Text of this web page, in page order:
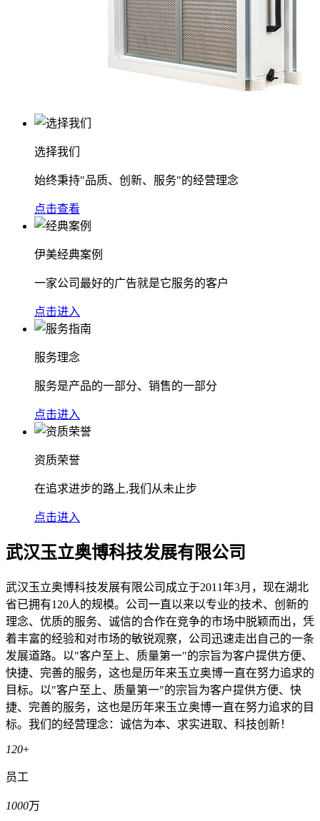
选择我们
始终秉持"品质、创新、服务"的经营理念
点击查看
伊美经典案例
一家公司最好的广告就是它服务的客户
点击进入
服务理念
服务是产品的一部分、销售的一部分
点击进入
资质荣誉
在追求进步的路上,我们从未止步
点击进入
武汉玉立奥博科技发展有限公司
武汉玉立奥博科技发展有限公司成立于2011年3月，现在湖北
省已拥有120人的规模。公司一直以来以专业的技术、创新的
理念、优质的服务、诚信的合作在竞争的市场中脱颖而出，凭
着丰富的经验和对市场的敏锐观察，公司迅速走出自己的一条
发展道路。以"客户至上、质量第一"的宗旨为客户提供方便、
快捷、完善的服务，这也是历年来玉立奥博一直在努力追求的
目标。以"客户至上、质量第一"的宗旨为客户提供方便、快
捷、完善的服务，这也是历年来玉立奥博一直在努力追求的目
标。我们的经营理念：诚信为本、求实进取、科技创新！
120+
员工
1000万